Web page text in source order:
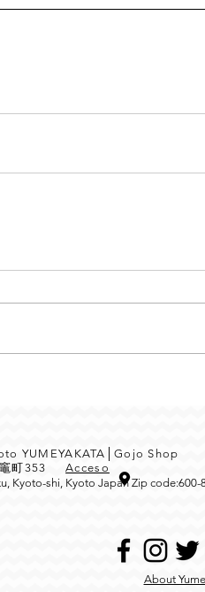
YUMEYAKATA│Gojo Shop
竈町353Acceso
Kyoto-shi, Kyoto Japan Zip code:600-
About